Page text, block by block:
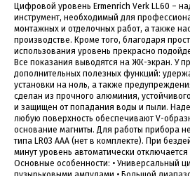
Цифровой уровень Ermenrich Verk LL60 –
инструмент, необходимый для
монтажных и отделочных работ, а также
производстве. Кроме того, благодаря
использования уровень прекрасно
Все показания выводятся на ЖК-экран. У
дополнительных полезных функций:
установки на ноль, а также
сделан из прочного алюминия,
и защищен от попадания воды и пыли.
любую поверхность обеспечивают V-
основание магниты. Для работы прибора
типа LR03 AAA (нет в комплекте). При
минут уровень автоматически
Основные особенности: • Универсальный